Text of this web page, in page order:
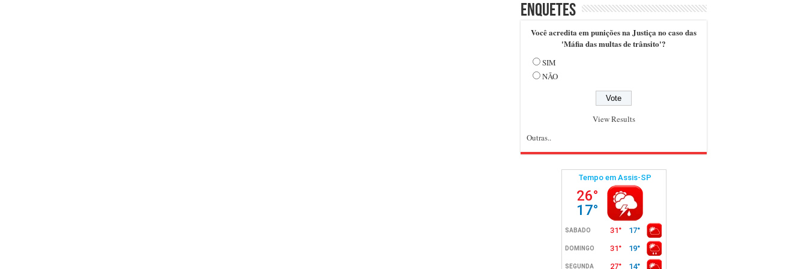
Enquetes
Você acredita em punições na Justiça no caso das
'Máfia das multas de trânsito'?
SIM
NÃO
View Results
Outras..